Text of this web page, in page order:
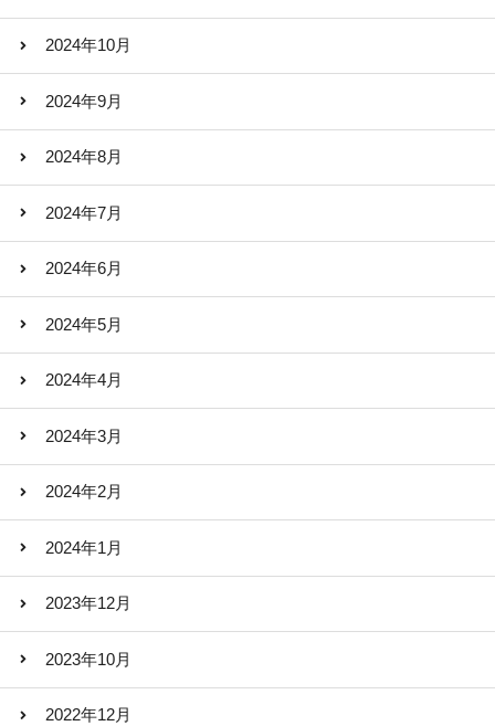
2024年10月
2024年9月
2024年8月
2024年7月
2024年6月
2024年5月
2024年4月
2024年3月
2024年2月
2024年1月
2023年12月
2023年10月
2022年12月